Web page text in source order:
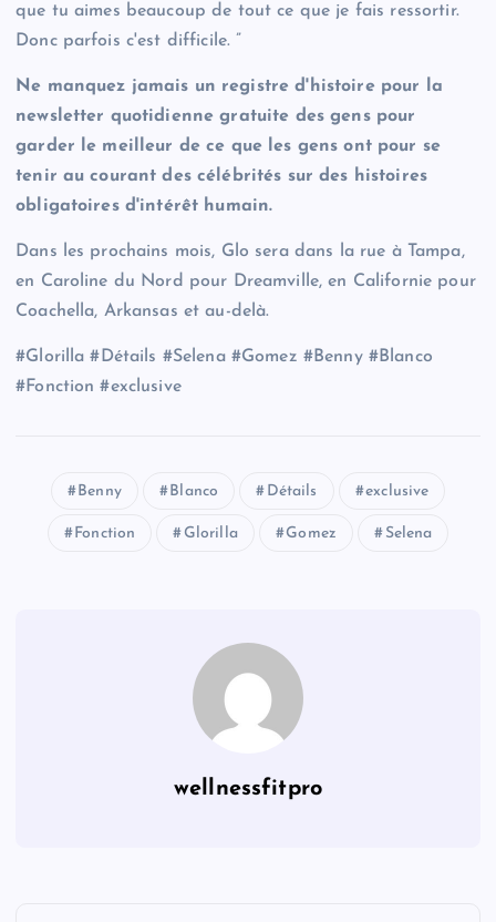
que tu aimes beaucoup de tout ce que je fais ressortir.
Donc parfois c'est difficile. ”
Ne manquez jamais un registre d'histoire pour la
newsletter quotidienne gratuite des gens pour
garder le meilleur de ce que les gens ont pour se
tenir au courant des célébrités sur des histoires
obligatoires d'intérêt humain.
Dans les prochains mois, Glo sera dans la rue à Tampa,
en Caroline du Nord pour Dreamville, en Californie pour
Coachella, Arkansas et au-delà.
#Glorilla #Détails #Selena #Gomez #Benny #Blanco
#Fonction #exclusive
Benny Blanco Détails exclusive
Fonction Glorilla Gomez Selena
wellnessfitpro